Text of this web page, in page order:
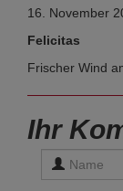
16. November
Felicitas
Frischer Wind
Ihr